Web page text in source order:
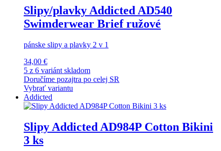
Slipy/plavky Addicted AD540
Swimderwear Brief ružové
pánske slipy a plavky 2 v 1
34,00 €
5 z 6 variánt skladom
Doručíme pozajtra po celej SR
Vybrať variantu
Addicted
Slipy Addicted AD984P Cotton Bikini
3 ks